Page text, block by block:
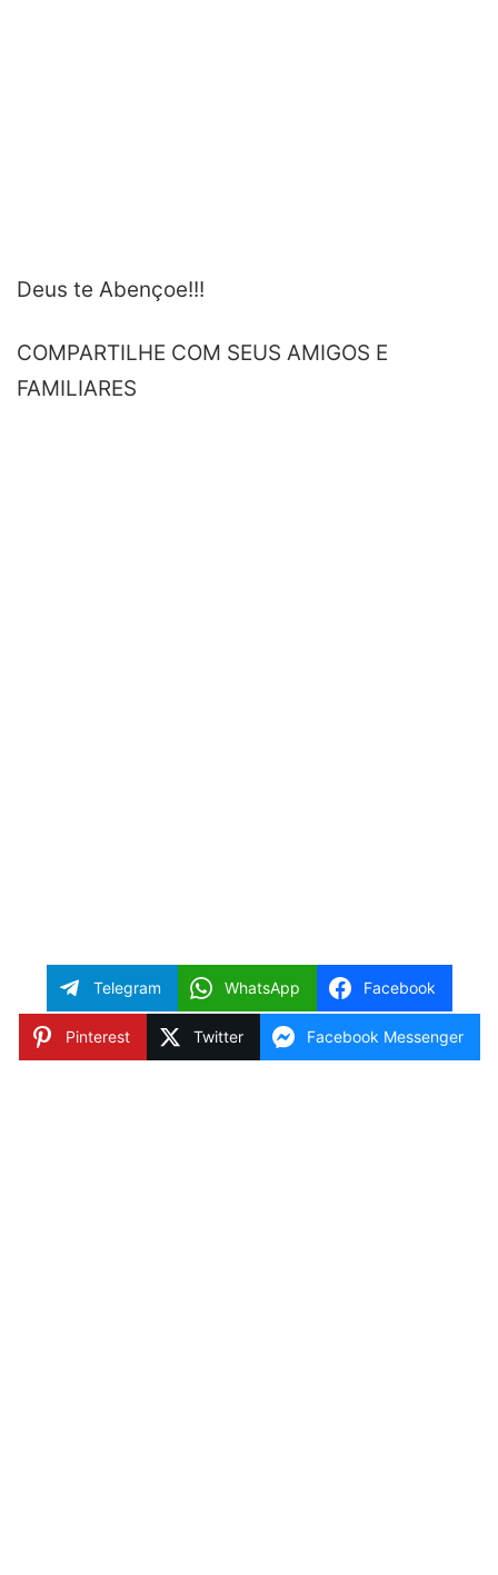
Deus te Abençoe!!!
COMPARTILHE COM SEUS AMIGOS E
FAMILIARES
Telegram WhatsApp Facebook
Pinterest Twitter Facebook Messenger